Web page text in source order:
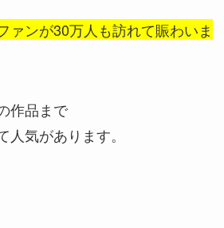
ァンが30万人も訪れて賑わいま
作品まで
気があります。